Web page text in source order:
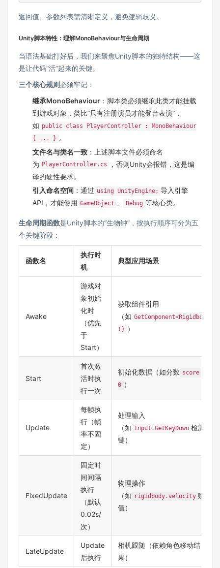
返回值、参数列表需清晰定义，避免逻辑歧义。
Unity脚本特性：理解MonoBehaviour与生命周期
当语法基础打好后，我们来聚焦Unity脚本的独特结构——这
是让代码“活”起来的关键。
三个核心规则必须牢记：
继承MonoBehaviour ：脚本类必须继承此类才能挂载
到游戏对象，类比“只有注册演员才能登台表演”，
如 public class PlayerController : MonoBehaviour
{ ... } 。
文件名与类名一致 ：上述脚本文件必须命名
为 PlayerController.cs
，否则Unity会报错，这是编
译的硬性要求。
引入命名空间 ：通过 using UnityEngine; 导入引擎
API，才能使用 GameObject Debug 等核心类。
生命周期函数是Unity脚本的“生物钟”，按执行顺序可分为五
个关键阶段：
函数名
执行时
机
典型应用场景
Awake
游戏对
象初始
化时
（优先
于
Start）
获取组件引用
（如 GetComponent<Rigidbody>
()
）
Start
首次激
活时执
行一次
初始化数据（如分数 score =
0 ）
Update
每帧执
行（帧
率不固
定）
处理输入
（如 Input.GetKeyDown 检测按
键）
FixedUpdate
固定时
间间隔
执行
（默认
0.02s/
次）
物理操作
（如 rigidbody.velocity 赋
值）
LateUpdate
Update
后执行
相机跟随（依赖角色移动结
果）